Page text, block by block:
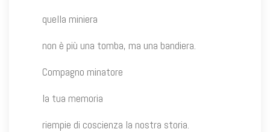
quella miniera
non è più una tomba, ma una bandiera.
Compagno minatore
la tua memoria
riempie di coscienza la nostra storia.